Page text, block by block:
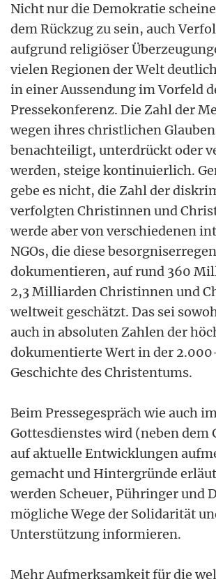
Nicht nur die Demokratie
dem Rückzug zu sein, auch
aufgrund religiöser
vielen Regionen der Welt
in einer Aussendung im Vorfeld
Pressekonferenz. Die Zahl der
wegen ihres christlichen
benachteiligt, unterdrückt oder
werden, steige kontinuierlich.
gebe es nicht, die Zahl der
verfolgten Christinnen und
werde aber von verschiedenen
NGOs, die diese
dokumentieren, auf rund 360
2,3 Milliarden Christinnen und
weltweit geschätzt. Das sei
auch in absoluten Zahlen der
dokumentierte Wert in der
Geschichte des Christentums.
Beim Pressegespräch wie auch
Gottesdienstes wird (neben dem
auf aktuelle Entwicklungen
gemacht und Hintergründe
werden Scheuer, Pühringer und
mögliche Wege der Solidarität
Unterstützung informieren.
Mehr Aufmerksamkeit für die